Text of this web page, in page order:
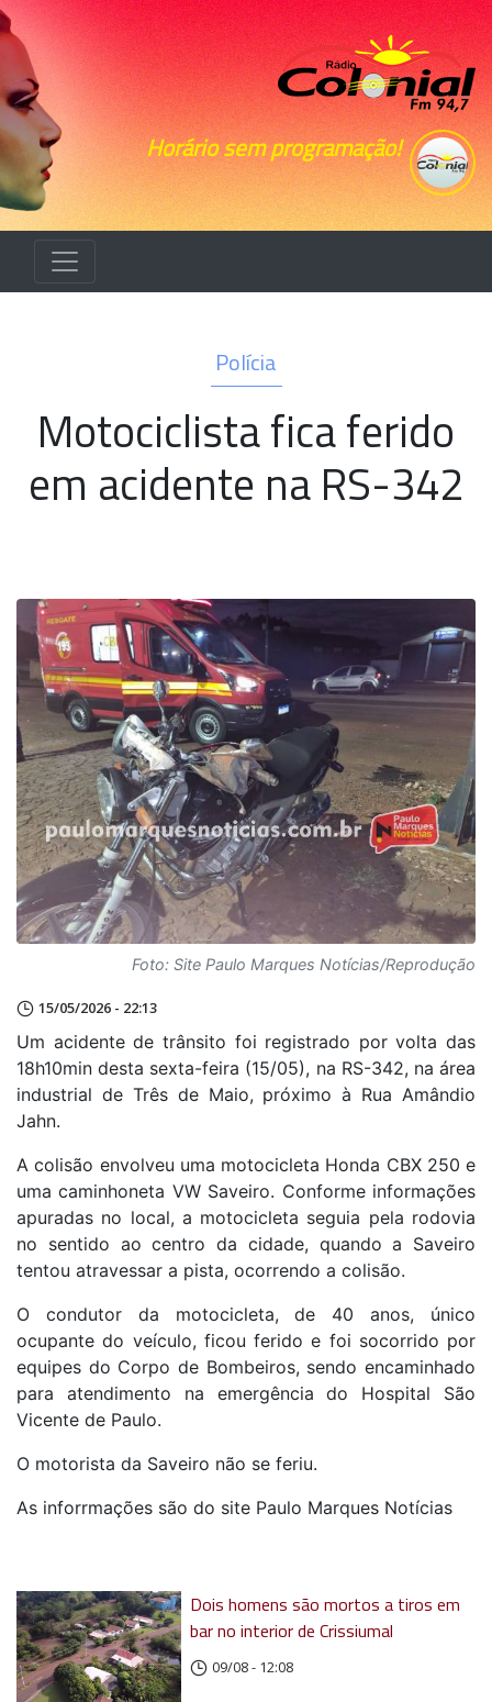
Horário sem programação!
Polícia
Motociclista fica ferido
em acidente na RS-342
Foto: Site Paulo Marques Notícias/Reprodução
15/05/2026 - 22:13
Um acidente de trânsito foi registrado por volta das
18h10min desta sexta-feira (15/05), na RS-342, na área
industrial de Três de Maio, próximo à Rua Amândio
Jahn.
A colisão envolveu uma motocicleta Honda CBX 250 e
uma caminhoneta VW Saveiro. Conforme informações
apuradas no local, a motocicleta seguia pela rodovia
no sentido ao centro da cidade, quando a Saveiro
tentou atravessar a pista, ocorrendo a colisão.
O condutor da motocicleta, de 40 anos, único
ocupante do veículo, ficou ferido e foi socorrido por
equipes do Corpo de Bombeiros, sendo encaminhado
para atendimento na emergência do Hospital São
Vicente de Paulo.
O motorista da Saveiro não se feriu.
As inforrmações são do site Paulo Marques Notícias
Dois homens são mortos a tiros em
bar no interior de Crissiumal
09/08 - 12:08